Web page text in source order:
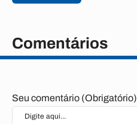
Comentários
Seu comentário (Obrigatório)